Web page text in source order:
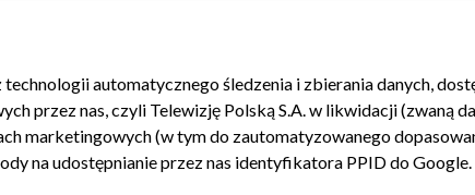
Moje zgody Pomoc Biuro reklamy Kontakt
automatycznego śledzenia i zbierania danych,
przez nas, czyli Telewizję Polską S.A. w likwidacji (zwaną
marketingowych (w tym do zautomatyzowanego
na udostępnianie przez nas identyfikatora PPID do Google.